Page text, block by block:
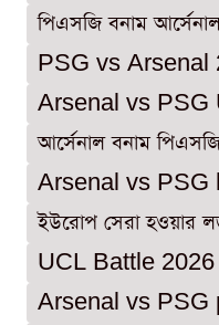
পিএসজি বনাম
PSG vs Arsenal
Arsenal vs PSG
আর্সেনাল বনাম
Arsenal vs PSG
ইউরোপ সেরা হওয়ার
UCL Battle 2026
Arsenal vs PSG